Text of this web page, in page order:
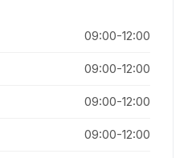
09:00-12:00
09:00-12:00
09:00-12:00
09:00-12:00